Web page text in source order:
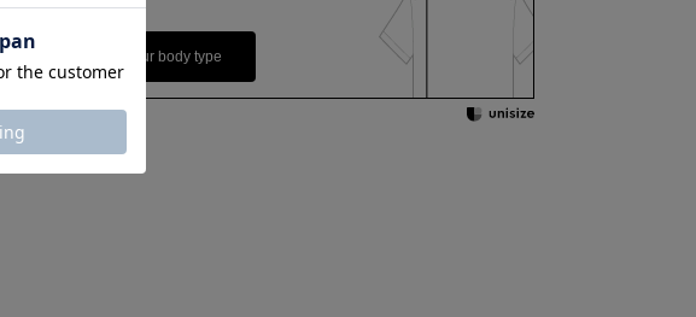
Find out more on your body type